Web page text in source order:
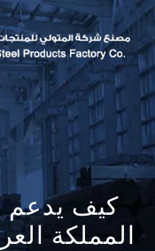
كيف يدعم
المملكة